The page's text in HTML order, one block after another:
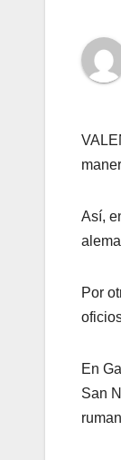
Así,
Por
En
San